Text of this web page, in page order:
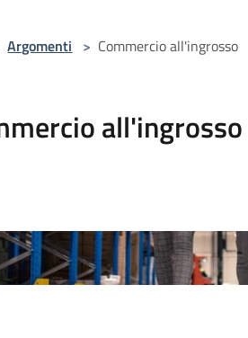
Argomenti > Commercio all'ingrosso
all'ingrosso